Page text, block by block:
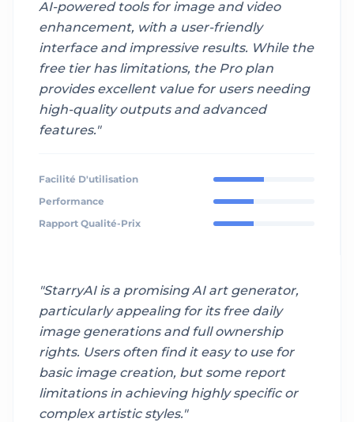
AI-powered tools for image and video
enhancement, with a user-friendly
interface and impressive results. While the
free tier has limitations, the Pro plan
provides excellent value for users needing
high-quality outputs and advanced
features."
Facilité D'utilisation
Performance
Rapport Qualité-Prix
"StarryAI is a promising AI art generator,
particularly appealing for its free daily
image generations and full ownership
rights. Users often find it easy to use for
basic image creation, but some report
limitations in achieving highly specific or
complex artistic styles."